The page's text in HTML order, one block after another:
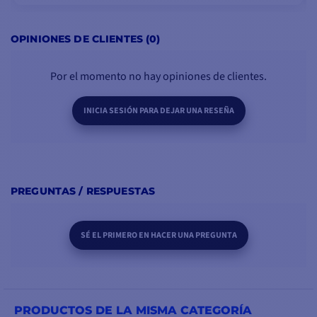
bolas
OPINIONES DE CLIENTES (0)
Por el momento no hay opiniones de clientes.
INICIA SESIÓN PARA DEJAR UNA RESEÑA
PREGUNTAS / RESPUESTAS
SÉ EL PRIMERO EN HACER UNA PREGUNTA
PRODUCTOS DE LA MISMA CATEGORÍA